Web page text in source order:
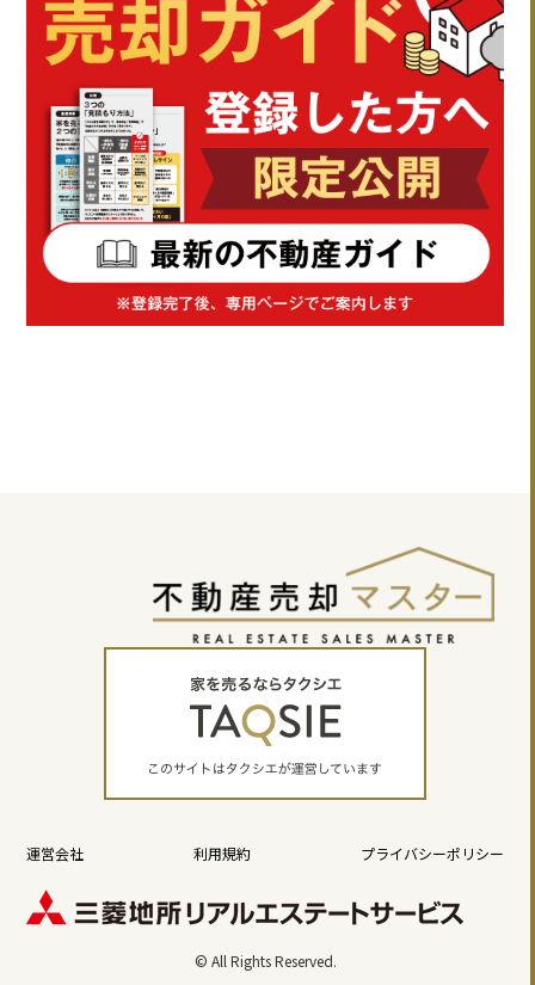
運営会社 利用規約 プライバシーポリシー
© All Rights Reserved.